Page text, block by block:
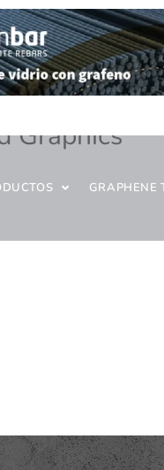
GRAPHENE
Graphics